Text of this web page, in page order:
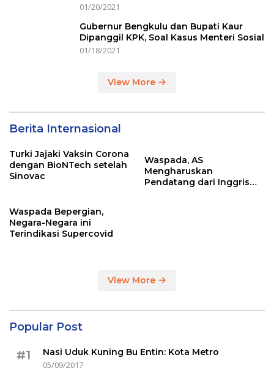
01/20/2021
Gubernur Bengkulu dan Bupati Kaur
Dipanggil KPK, Soal Kasus Menteri Sosial
01/18/2021
View More
Berita Internasional
Turki Jajaki Vaksin Corona
dengan BioNTech setelah
Sinovac
Waspada, AS
Mengharuskan
Pendatang dari Inggris
Waspada Bepergian,
Negara-Negara ini
Terindikasi Supercovid
View More
Popular Post
#1
Nasi Uduk Kuning Bu Entin: Kota Metro
05/09/2017